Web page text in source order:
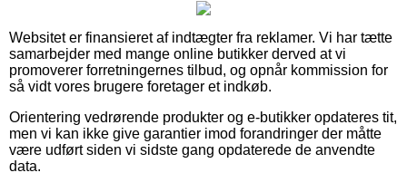
Websitet er finansieret af indtægter fra reklamer. Vi har tætte
samarbejder med mange online butikker derved at vi
promoverer forretningernes tilbud, og opnår kommission for
så vidt vores brugere foretager et indkøb.
Orientering vedrørende produkter og e-butikker opdateres tit,
men vi kan ikke give garantier imod forandringer der måtte
være udført siden vi sidste gang opdaterede de anvendte
data.